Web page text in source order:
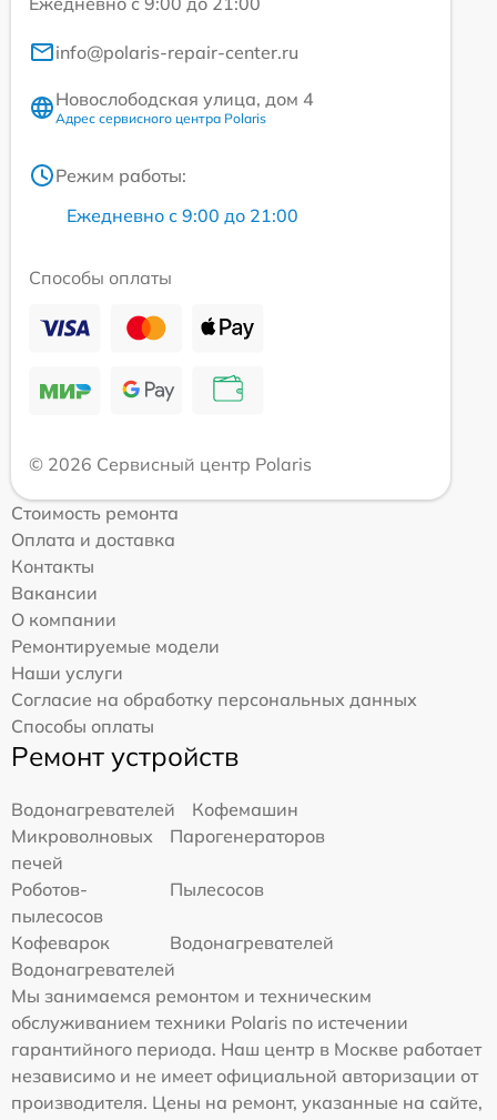
info@polaris-repair-center.ru
Новослободская улица, дом 4
Адрес сервисного центра Polaris
Режим работы:
Ежедневно с 9:00 до 21:00
Способы оплаты
© 2026 Сервисный центр Polaris
Стоимость ремонта
Оплата и доставка
Контакты
Вакансии
О компании
Ремонтируемые модели
Наши услуги
Согласие на обработку персональных данных
Способы оплаты
Ремонт устройств
Водонагревателей
Кофемашин
Микроволновых
печей
Парогенераторов
Роботов-
пылесосов
Пылесосов
Кофеварок
Водонагревателей
Водонагревателей
Мы занимаемся ремонтом и техническим
обслуживанием техники Polaris по истечении
гарантийного периода. Наш центр в Москве работает
независимо и не имеет официальной авторизации от
производителя. Цены на ремонт, указанные на сайте,